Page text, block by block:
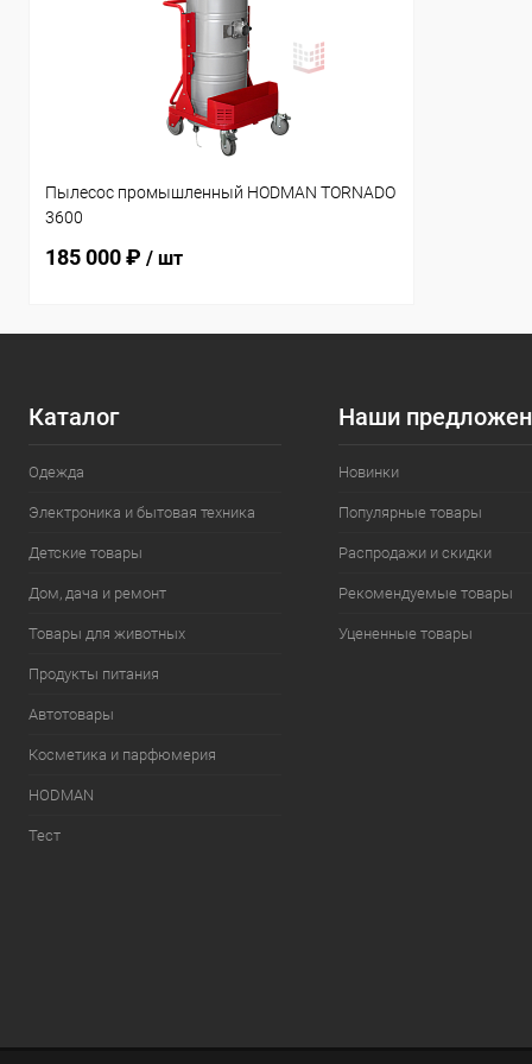
Пылесос промышленный HODMAN TORNADO
3600
185 000 ₽ / шт
Каталог
Одежда
Электроника и бытовая техника
Детские товары
Дом, дача и ремонт
Товары для животных
Продукты питания
Автотовары
Косметика и парфюмерия
HODMAN
Тест
Наши
Новинки
Популярные товары
Распродажи и скидки
Рекомендуемые товары
Уцененные товары